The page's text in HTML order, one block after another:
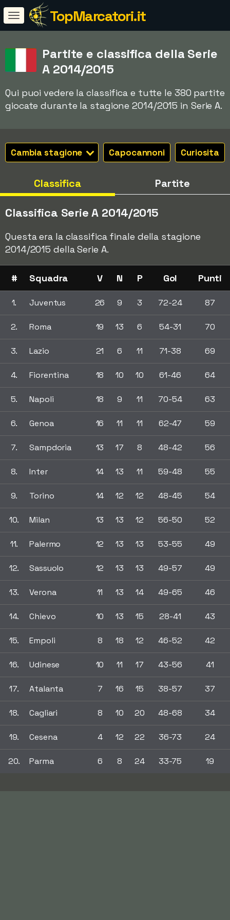
TopMarcatori.it
Partite e classifica della Serie
A 2014/2015
Qui puoi vedere la classifica e tutte le 380 partite
giocate durante la stagione 2014/2015 in Serie A.
Cambia stagione Capocannoni Curiosita
Classifica Partite
Classifica Serie A 2014/2015
Questa era la classifica finale della stagione
2014/2015 della Serie A.
# Squadra V N P Gol Punti
1. Juventus 26 9 3 72-24 87
2. Roma 19 13 6 54-31 70
3. Lazio 21 6 11 71-38 69
4. Fiorentina 18 10 10 61-46 64
5. Napoli 18 9 11 70-54 63
6. Genoa 16 11 11 62-47 59
7. Sampdoria 13 17 8 48-42 56
8. Inter 14 13 11 59-48 55
9. Torino 14 12 12 48-45 54
10. Milan 13 13 12 56-50 52
11. Palermo 12 13 13 53-55 49
12. Sassuolo 12 13 13 49-57 49
13. Verona 11 13 14 49-65 46
14. Chievo 10 13 15 28-41 43
15. Empoli 8 18 12 46-52 42
16. Udinese 10 11 17 43-56 41
17. Atalanta 7 16 15 38-57 37
18. Cagliari 8 10 20 48-68 34
19. Cesena 4 12 22 36-73 24
20. Parma 6 8 24 33-75 19